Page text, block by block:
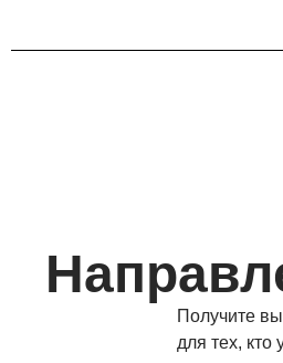
Получите
для тех, кто